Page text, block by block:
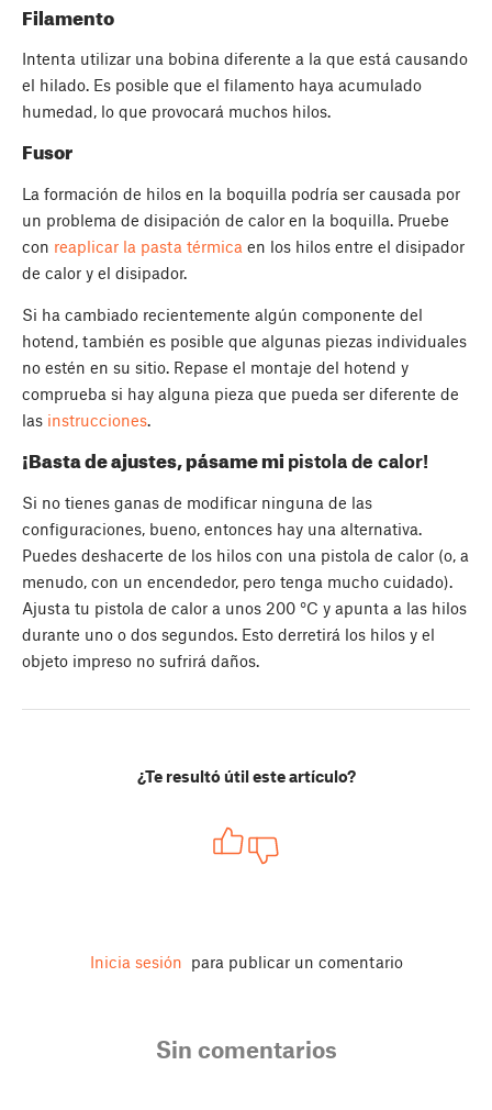
Filamento
Intenta utilizar una bobina diferente a la que está causando
el hilado. Es posible que el filamento haya acumulado
humedad, lo que provocará muchos hilos.
Fusor
La formación de hilos en la boquilla podría ser causada por
un problema de disipación de calor en la boquilla. Pruebe
con reaplicar la pasta térmica en los hilos entre el disipador
de calor y el disipador.
Si ha cambiado recientemente algún componente del
hotend, también es posible que algunas piezas individuales
no estén en su sitio. Repase el montaje del hotend y
comprueba si hay alguna pieza que pueda ser diferente de
las instrucciones.
¡Basta de ajustes, pásame mi pistola de calor!
Si no tienes ganas de modificar ninguna de las
configuraciones, bueno, entonces hay una alternativa.
Puedes deshacerte de los hilos con una pistola de calor (o, a
menudo, con un encendedor, pero tenga mucho cuidado).
Ajusta tu pistola de calor a unos 200 °C y apunta a las hilos
durante uno o dos segundos. Esto derretirá los hilos y el
objeto impreso no sufrirá daños.
¿Te resultó útil este artículo?
Inicia sesión para publicar un comentario
Sin comentarios